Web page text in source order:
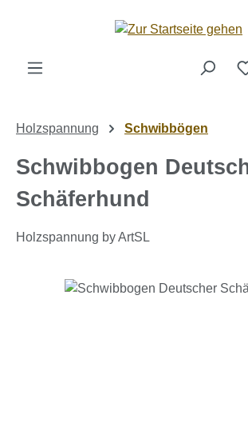
Zum Hauptinhalt springen
Holzspannung Schwibbögen
Schwibbogen
Schäferhund
Holzspannung by ArtSL
Bildergalerie überspringen